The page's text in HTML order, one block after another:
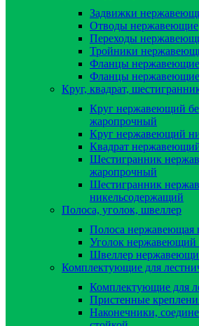
Задвижки
Отводы нержавеющие
Переходы
Тройники
Фланцы
Фланцы нержавеющие
Круг, квадрат,
Круг нержавеющий
жаропрочный
Круг нержавеющий
Квадрат
Шестигранник
жаропрочный
Шестигранник
никельсодержащий
Полоса, уголок, швеллер
Полоса нержавеющая
Уголок нержавеющий
Швеллер
Комплектующие для
Комплектующие для
Пристенные
Наконечники,